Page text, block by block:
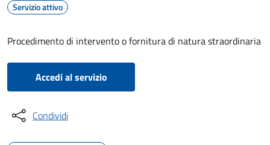
Servizio attivo
Procedimento di intervento o fornitura di natura straordinaria
Accedi al servizio
Condividi